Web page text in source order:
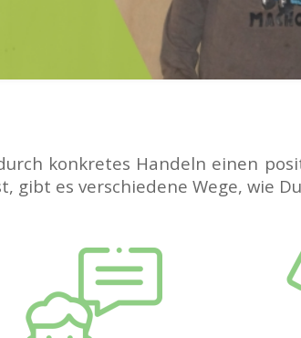
konkretes Handeln einen
gibt es verschiedene Wege, wie